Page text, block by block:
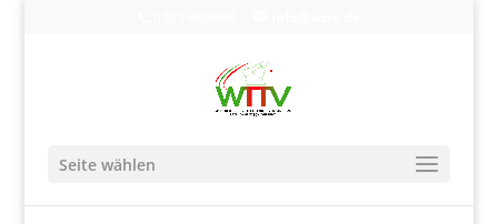
Seite wählen